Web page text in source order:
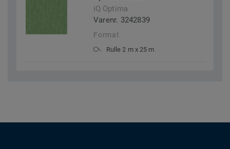
iQ Optima
Varenr. 3242839
Format
Rulle 2 m x 25 m